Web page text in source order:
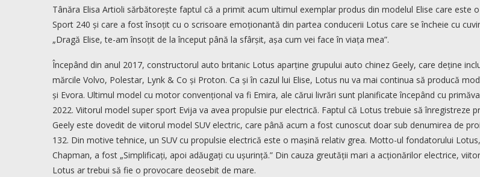
Tânăra Elisa Artioli sărbătorește faptul că a primit acum ultimul exemplar produs din modelul Elise care este
Sport 240 și care a fost însoțit cu o scrisoare emoționantă din partea conducerii Lotus care se încheie cu
„Dragă Elise, te-am însoțit de la început până la sfârșit, așa cum vei face în viața mea”.
Începând din anul 2017, constructorul auto britanic Lotus aparține grupului auto chinez Geely, care deține
mărcile Volvo, Polestar, Lynk & Co și Proton. Ca și în cazul lui Elise, Lotus nu va mai continua să producă
și Evora. Ultimul model cu motor convențional va fi Emira, ale cărui livrări sunt planificate începând cu
2022. Viitorul model super sport Evija va avea propulsie pur electrică. Faptul că Lotus trebuie să înregistreze
Geely este dovedit de viitorul model SUV electric, care până acum a fost cunoscut doar sub denumirea de
132. Din motive tehnice, un SUV cu propulsie electrică este o mașină relativ grea. Motto-ul fondatorului
Chapman, a fost „Simplificați, apoi adăugați cu ușurință.” Din cauza greutății mari a acționărilor electrice,
Lotus ar trebui să fie o provocare deosebit de mare.